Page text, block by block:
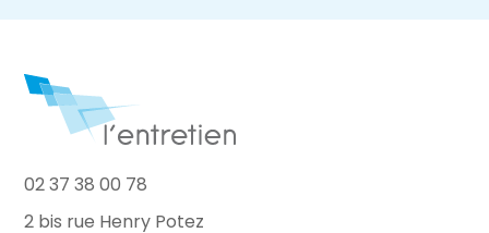
02 37 38 00 78
2 bis rue Henry Potez